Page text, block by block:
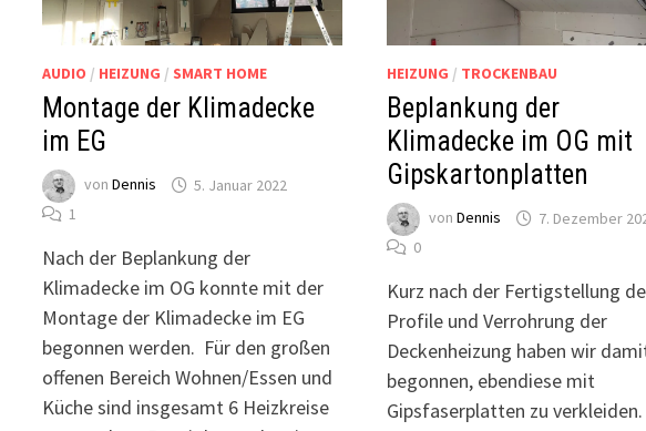
AUDIO / HEIZUNG / SMART HOME
Montage der Klimadecke
im EG
vonDennis
5. Januar 2022
1
Nach der Beplankung der
Klimadecke im OG konnte mit der
Montage der Klimadecke im EG
begonnen werden. Für den großen
offenen Bereich Wohnen/Essen und
Küche sind insgesamt 6 Heizkreise
HEIZUNG / TROCKENBAU
Beplankung der
Klimadecke im OG mit
Gipskartonplatten
vonDennis
7. Dezember
0
Kurz nach der Fertigstellung
Profile und Verrohrung der
Deckenheizung haben wir
begonnen, ebendiese mit
Gipsfaserplatten zu verkleiden.